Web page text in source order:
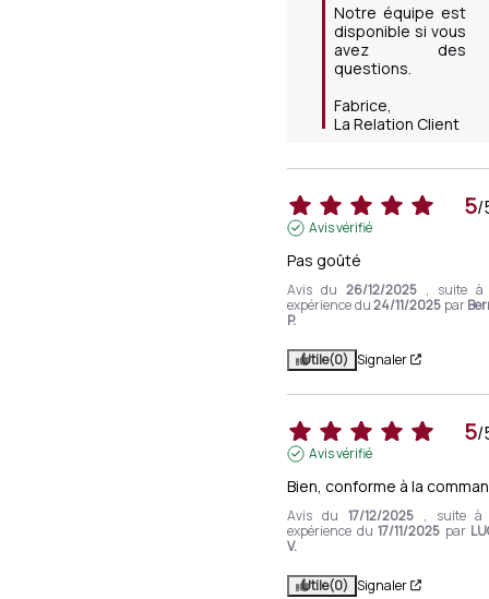
Notre équipe est
disponible si vous
avez des
questions.
Fabrice,
La Relation Client
5/
Avis vérifié
Pas goûté
Avis du26/12/2025 , suite à
expérience du24/11/2025 par
P.
Utile(0) Signaler
5/
Avis vérifié
Bien, conforme à la
Avis du 17/12/2025 , suite à
expérience du17/11/2025 par
V.
Utile(0) Signaler